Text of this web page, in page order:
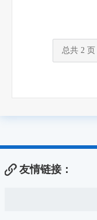
总共 2 页
友情链接：